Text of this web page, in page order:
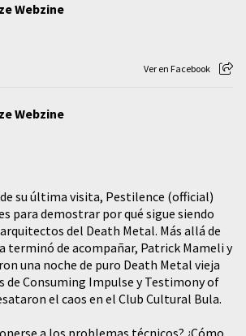
Webzine
Ver en Facebook
Webzine
su última visita, Pestilence (official)
para demostrar por qué sigue siendo
del Death Metal. Más allá de
terminó de acompañar, Patrick Mameli y
una noche de puro Death Metal vieja
de Consuming Impulse y Testimony of
el caos en el Club Cultural Bula.